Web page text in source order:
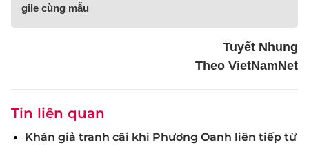
gile cùng mẫu
Tuyết Nhung
Theo VietNamNet
Tin liên quan
Khán giả tranh cãi khi Phương Oanh liên tiếp từ